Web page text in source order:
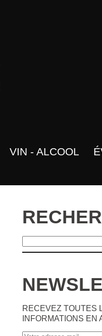
VIN - ALCOOL
RECEVEZ TOUTES
INFORMATIONS EN